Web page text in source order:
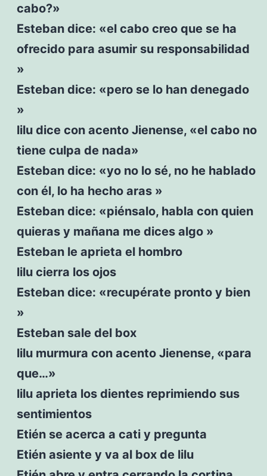
cabo?»
Esteban dice: «el cabo creo que se ha
ofrecido para asumir su responsabilidad
»
Esteban dice: «pero se lo han denegado
»
lilu dice con acento Jienense, «el cabo no
tiene culpa de nada»
Esteban dice: «yo no lo sé, no he hablado
con él, lo ha hecho aras »
Esteban dice: «piénsalo, habla con quien
quieras y mañana me dices algo »
Esteban le aprieta el hombro
lilu cierra los ojos
Esteban dice: «recupérate pronto y bien
»
Esteban sale del box
lilu murmura con acento Jienense, «para
que…»
lilu aprieta los dientes reprimiendo sus
sentimientos
Etién se acerca a cati y pregunta
Etién asiente y va al box de lilu